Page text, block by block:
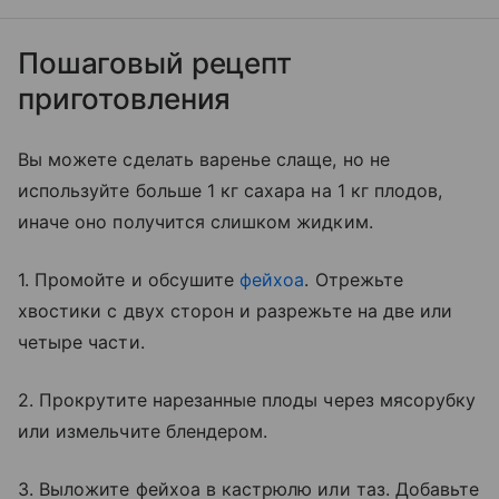
Пошаговый рецепт
приготовления
Вы можете сделать варенье слаще, но не
используйте больше 1 кг сахара на 1 кг плодов,
иначе оно получится слишком жидким.
1. Промойте и обсушите фейхоа. Отрежьте
хвостики с двух сторон и разрежьте на две или
четыре части.
2. Прокрутите нарезанные плоды через мясорубку
или измельчите блендером.
3. Выложите фейхоа в кастрюлю или таз. Добавьте